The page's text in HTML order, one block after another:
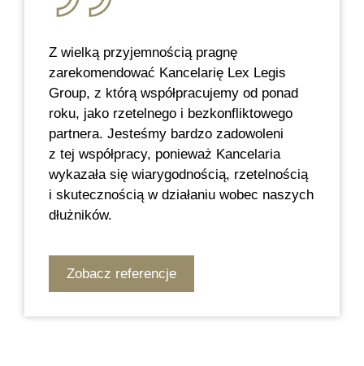
Z wielką przyjemnością pragnę
zarekomendować Kancelarię Lex Legis
Group, z którą współpracujemy od ponad
roku, jako rzetelnego i bezkonfliktowego
partnera. Jesteśmy bardzo zadowoleni
z tej współpracy, ponieważ Kancelaria
wykazała się wiarygodnością, rzetelnością
i skutecznością w działaniu wobec naszych
dłużników.
Zobacz referencje